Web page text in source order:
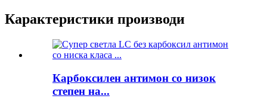
Карактеристики производи
Карбоксилен антимон со низок
степен на...